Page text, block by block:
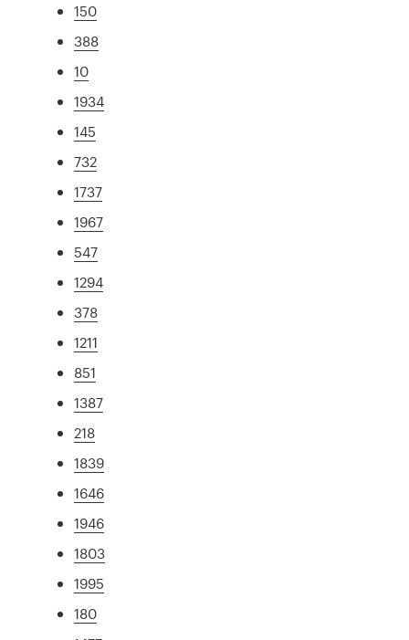
150
388
10
1934
145
732
1737
1967
547
1294
378
1211
851
1387
218
1839
1646
1946
1803
1995
180